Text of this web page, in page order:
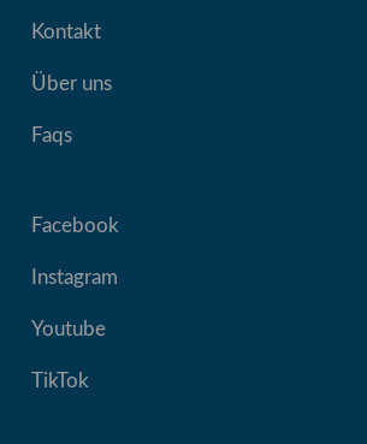
Kontakt
Über uns
Faqs
Facebook
Instagram
Youtube
TikTok